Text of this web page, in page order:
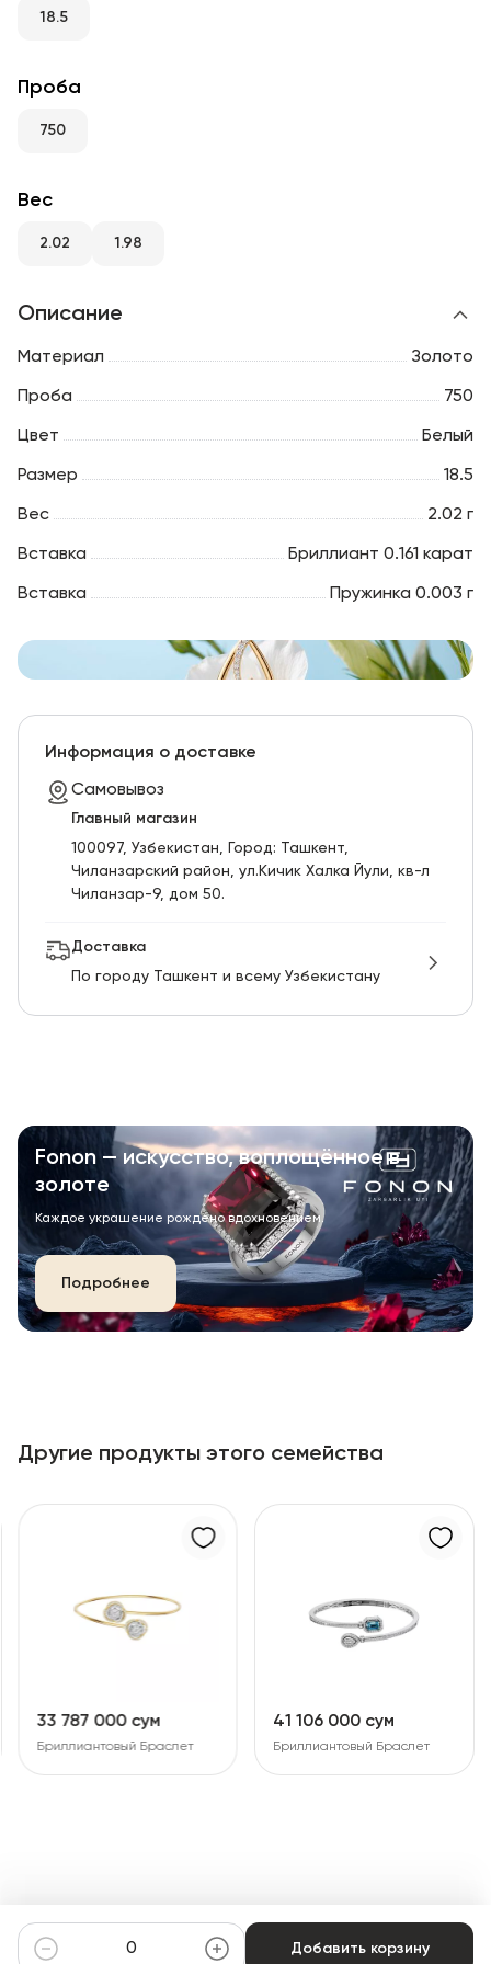
RU
18.5
Проба
750
Вес
2.02 1.98
Описание
Материал Золото
Проба 750
Цвет Белый
Размер 18.5
Вес 2.02 г
Вставка Бриллиант 0.161 карат
Вставка Пружинка 0.003 г
Информация о доставке
Самовывоз
Главный магазин
100097, Узбекистан, Город: Ташкент,
Чиланзарский pайон, ул.Кичик Халка Йули, кв-л
Чиланзар-9, дом 50.
Доставка
По городу Ташкент и всему Узбекистану
Добавить корзину
Fonon — искусство, воплощённое в
золоте
Каждое украшение рождено вдохновением.
Подробнее
Другие продукты этого семейства
33 787 000 сум
Бриллиантовый Браслет
41 106 000 сум
Бриллиантовый Браслет